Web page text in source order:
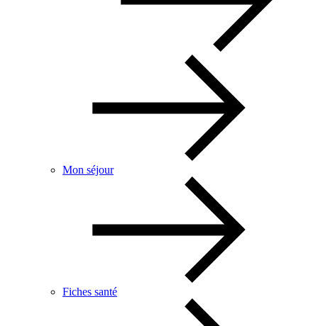
Mon séjour
Fiches santé